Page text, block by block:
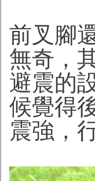
前叉腳
無奇，
避震的
候覺得
震強，